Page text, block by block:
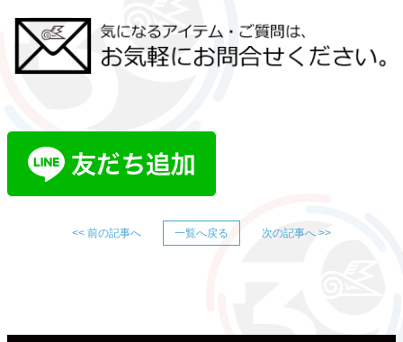
<< 前の記事へ 一覧へ戻る 次の記事へ >>